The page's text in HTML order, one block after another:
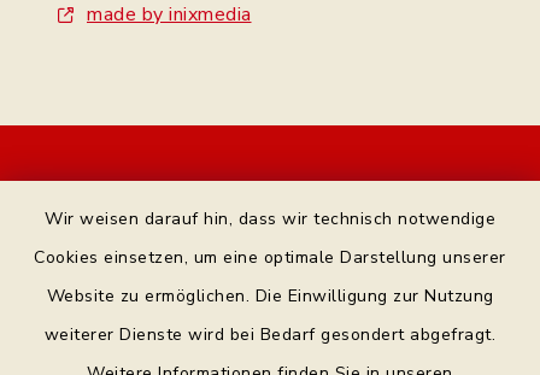
Wir weisen darauf hin, dass wir technisch notwendige
Cookies einsetzen, um eine optimale Darstellung unserer
Website zu ermöglichen. Die Einwilligung zur Nutzung
weiterer Dienste wird bei Bedarf gesondert abgefragt.
made by inixmedia
Bankverbindung